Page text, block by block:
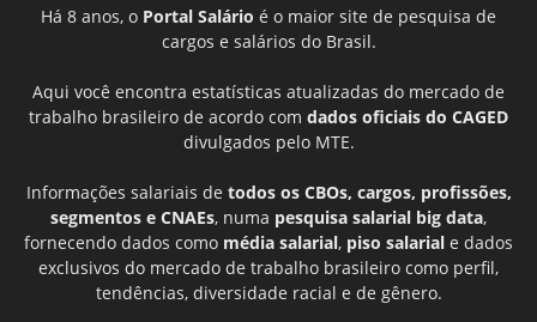
Há 8 anos, o Portal Salário é o maior site de pesquisa de
cargos e salários do Brasil.
Aqui você encontra estatísticas atualizadas do mercado de
trabalho brasileiro de acordo com dados oficiais do CAGED
divulgados pelo MTE.
Informações salariais de todos os CBOs, cargos, profissões,
segmentos e CNAEs, numa pesquisa salarial big data,
fornecendo dados como média salarial, piso salarial e dados
exclusivos do mercado de trabalho brasileiro como perfil,
tendências, diversidade racial e de gênero.